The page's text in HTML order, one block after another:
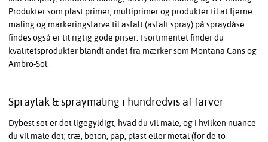
Produkter som plast primer, multiprimer og produkter til at fjerne
maling og markeringsfarve til asfalt (asfalt spray) på spraydåse
findes også er til rigtig gode priser. I sortimentet finder du
kvalitetsprodukter blandt andet fra mærker som Montana Cans og
Ambro-Sol.
Spraylak & spraymaling i hundredvis af farver
Dybest set er det ligegyldigt, hvad du vil male, og i hvilken nuance
du vil male det; træ, beton, pap, plast eller metal (for de to